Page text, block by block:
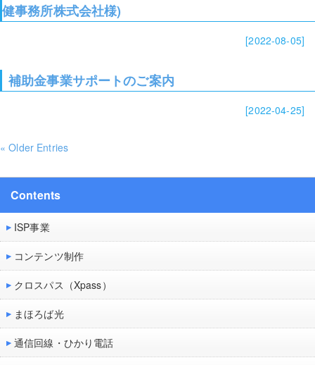
健事務所株式会社様)
[2022-08-05]
補助金事業サポートのご案内
[2022-04-25]
« Older Entries
Contents
ISP事業
コンテンツ制作
クロスパス（Xpass）
まほろば光
通信回線・ひかり電話